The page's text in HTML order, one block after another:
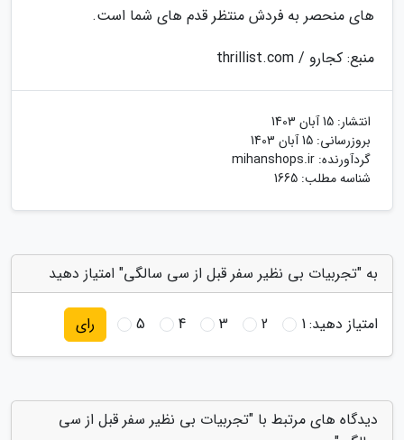
های منحصر به فردش منتظر قدم های شما است.
منبع: کجارو / thrillist.com
انتشار: 15 آبان 1403
بروزرسانی: 15 آبان 1403
گردآورنده: mihanshops.ir
شناسه مطلب: 1665
به "تجربیات بی نظیر سفر قبل از سی سالگی" امتیاز دهید
امتیاز دهید:1
2
3
4
5 رای
دیدگاه های مرتبط با "تجربیات بی نظیر سفر قبل از سی